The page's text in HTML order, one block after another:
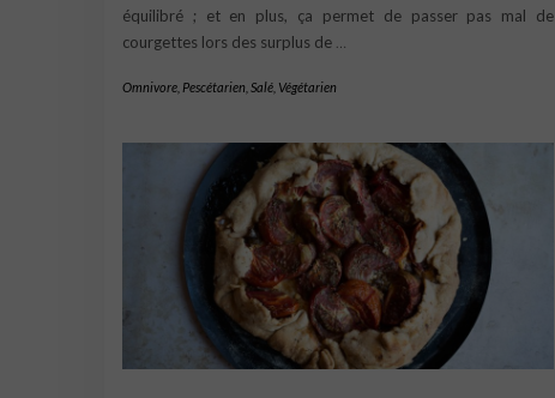
équilibré ; et en plus, ça permet de passer pas mal de
courgettes lors des surplus de
Omnivore Pescétarien Salé Végétarien